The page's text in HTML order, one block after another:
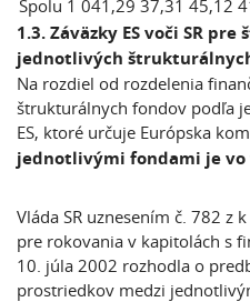
Spolu 1 041,29 37,31 45,12
1.3. Záväzky ES voči SR
jednotlivých
Na rozdiel od rozdelenia
štrukturálnych fondov podľa
ES, ktoré určuje Európska
jednotlivými fondami je vo
Vláda SR uznesením č. 782 z
pre rokovania v kapitolách s
10. júla 2002 rozhodla o
prostriedkov medzi